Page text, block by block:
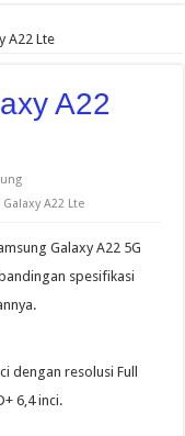
A22 Lte
A22
A22 Lte
Galaxy A22 5G
spesifikasi
dengan resolusi Full
6,4 inci.